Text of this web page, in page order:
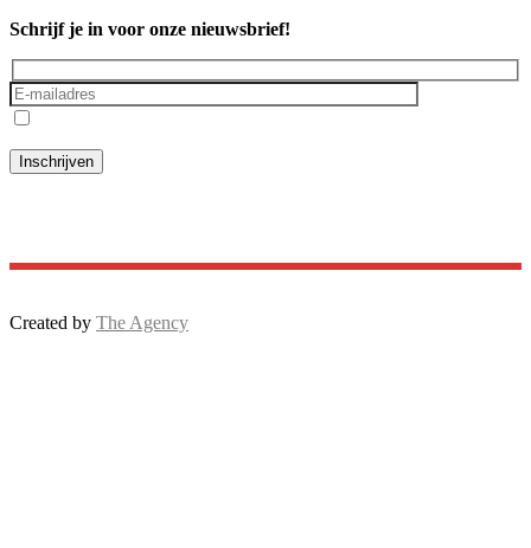
Schrijf je in voor onze nieuwsbrief!
Created by The Agency